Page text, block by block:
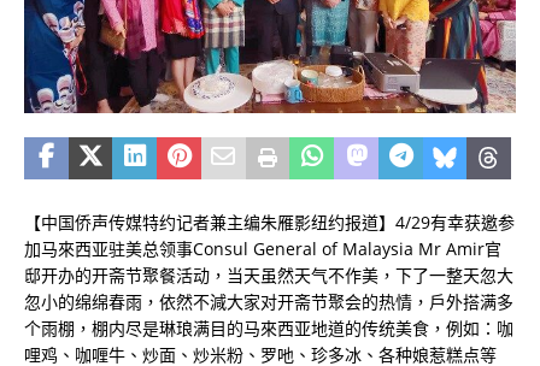
【中国侨声传媒特约记者兼主编朱雁影纽约报道】4/29有幸获邀参
加马來西亚驻美总领事Consul General of Malaysia Mr Amir官
邸开办的开斋节聚餐活动，当天虽然天气不作美，下了一整天忽大
忽小的绵绵春雨，依然不減大家对开斋节聚会的热情，戶外搭满多
个雨棚，棚内尽是琳琅满目的马來西亚地道的传统美食，例如：咖
哩鸡、咖喱牛、炒面、炒米粉、罗吔、珍多冰、各种娘惹糕点等